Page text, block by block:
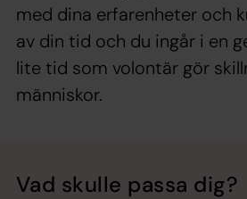
med dina erfarenheter och
av din tid och du ingår i en
lite tid som volontär gör
människor.
Vad skulle passa dig?